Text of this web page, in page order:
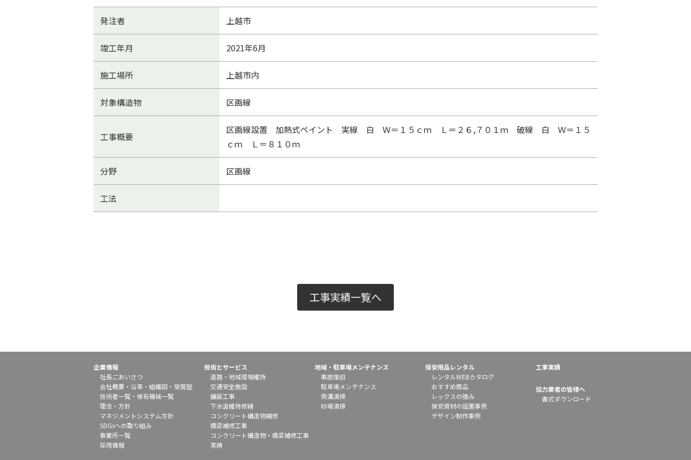
発注者 上越市
竣工年月 2021年6月
施工場所 上越市内
対象構造物 区画線
工事概要
区画線設置 加熱式ペイント 実線 白 Ｗ＝１５ｃｍ Ｌ＝２６,７０１ｍ 破線 白 Ｗ＝１５
ｃｍ Ｌ＝８１０ｍ
分野 区画線
工法
工事実績一覧へ
企業情報
社長ごあいさつ
会社概要 ・ 沿革 ・ 組織図 ・ 受賞歴
技術者一覧 ・ 保有機械一覧
理念・方針
マネジメントシステム方針
SDGsへの取り組み
事業所一覧
採用情報
技術とサービス
道路・地域環境維持
交通安全施設
舗装工事
下水道維持修繕
コンクリート構造物補修
橋梁補修工事
コンクリート構造物・橋梁補修工事
実績
地域・駐車場メンテナンス
事故復旧
駐車場メンテナンス
側溝清掃
砂場清掃
保安用品レンタル
レンタルWEBカタログ
おすすめ商品
レックスの強み
保安資材の設置事例
デザイン制作事例
工事実績
協力業者の皆様へ
書式ダウンロード